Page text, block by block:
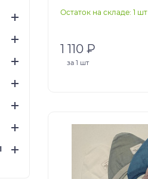
Остаток на складе: 1 шт
1 110 ₽
за 1 шт